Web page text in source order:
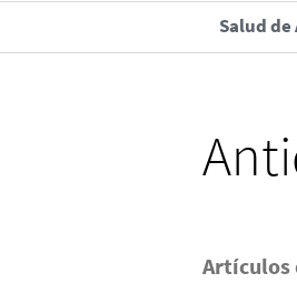
Salud de
Artículos